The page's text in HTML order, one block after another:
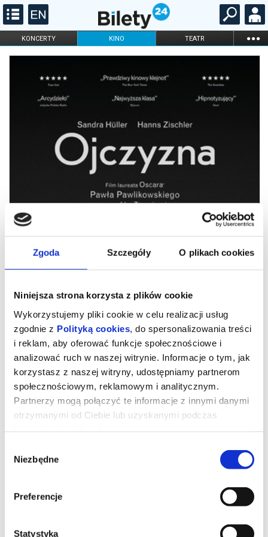
Zgoda Szczegóły O plikach cookies
Niniejsza strona korzysta z plików cookie
Wykorzystujemy pliki cookie w celu realizacji usług
zgodnie z Polityką cookies , do spersonalizowania treści
i reklam, aby oferować funkcje społecznościowe i
analizować ruch w naszej witrynie. Informacje o tym, jak
korzystasz z naszej witryny, udostępniamy partnerom
społecznościowym, reklamowym i analitycznym.
Partnerzy mogą połączyć te informacje z innymi danymi
otrzymanymi od Ciebie lub uzyskanymi podczas
zgody
Niezbędne
Preferencje
Statystyka
KONCERTY KINO TEATR ...
FILHARMONIA OPERA I BALET
DLA DZIECI
ONLINE KARNETY
(Hanns Zischler), laureatem Nagrody Nobla w dziedzinie literatury,
a jego córką Eriką (Sandra Hüller) – aktorką i pisarką. Akcja
rozgrywa się w szczytowym okresie zimnej wojny. Ojciec i córka
zrujnowane Niemcy – z Frankfurtu pod kontrolą amerykańską do
Weimaru pod wpływem sowieckim. Po raz pierwszy od wojny